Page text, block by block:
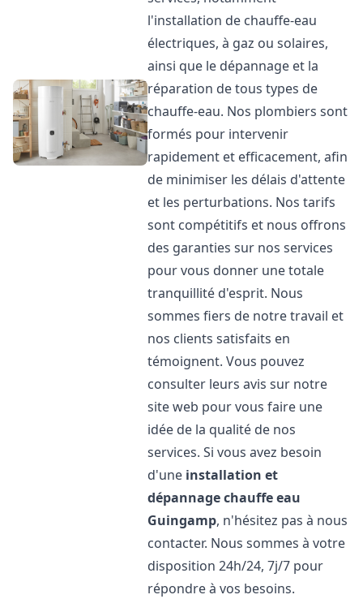
l'installation de chauffe-eau
électriques, à gaz ou solaires,
ainsi que le dépannage et la
réparation de tous types de
chauffe-eau. Nos plombiers sont
formés pour intervenir
rapidement et efficacement, afin
de minimiser les délais d'attente
et les perturbations. Nos tarifs
sont compétitifs et nous offrons
des garanties sur nos services
pour vous donner une totale
tranquillité d'esprit. Nous
sommes fiers de notre travail et
nos clients satisfaits en
témoignent. Vous pouvez
consulter leurs avis sur notre
site web pour vous faire une
idée de la qualité de nos
services. Si vous avez besoin
d'une installation et
dépannage chauffe eau
Guingamp, n'hésitez pas à nous
contacter. Nous sommes à votre
disposition 24h/24, 7j/7 pour
répondre à vos besoins.